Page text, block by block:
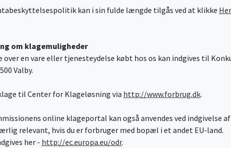
kan i sin fulde længde tilgås ved at klikke Her
om klagemuligheder
over en vare eller tjenesteydelse købt hos os kan indgives til
Valby.
til Center for Klageløsning via http://www.forbrug.dk.
online klageportal kan også anvendes ved indgivelse
relevant, hvis du er forbruger med bopæl i et andet EU-land.
her - http://ec.europa.eu/odr.